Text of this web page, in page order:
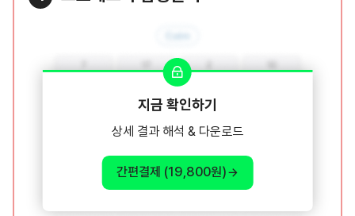
지금 확인하기
상세 결과 해석 & 다운로드
간편결제 (19,800원)